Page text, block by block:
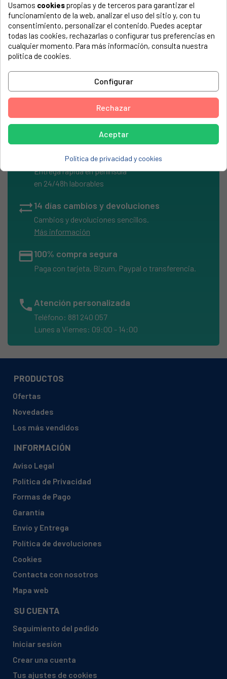
El número de modelo lo encontrarás en la etiqueta de tu
electrodoméstico. Suele estar formado por números y
letras.
Cierre escotilla New Pol, Ardo Merloni, 719007000
NEW POL, SOLID 2_1, Version 0
Envíos Express
Entrega rápida en península
en 24/48h laborables
sync_alt14 días cambios y devoluciones
Cambios y devoluciones sencillos.
Más información
credit_card100% compra segura
Paga con tarjeta, Bizum, Paypal o transferencia.
phone Atención personalizada
Teléfono: 881 240 057
Lunes a Viernes: 09:00 - 14:00
PRODUCTOS
Ofertas
Novedades
Los más vendidos
INFORMACIÓN
Aviso Legal
Política de Privacidad
Formas de Pago
Garantía
Envío y Entrega
Política de devoluciones
Cookies
Contacta con nosotros
Mapa web
SU CUENTA
Seguimiento del pedido
Iniciar sesión
Crear una cuenta
Tus ajustes de cookies
Usamos cookiespropias y de terceros para garantizar el
funcionamiento de la web, analizar el uso del sitio y, con tu
consentimiento, personalizar el contenido. Puedes aceptar
todas las cookies, rechazarlas o configurar tus preferencias en
cualquier momento. Para más información, consulta nuestra
política de cookies.
Configurar
Rechazar
Aceptar
Política de privacidad y cookies